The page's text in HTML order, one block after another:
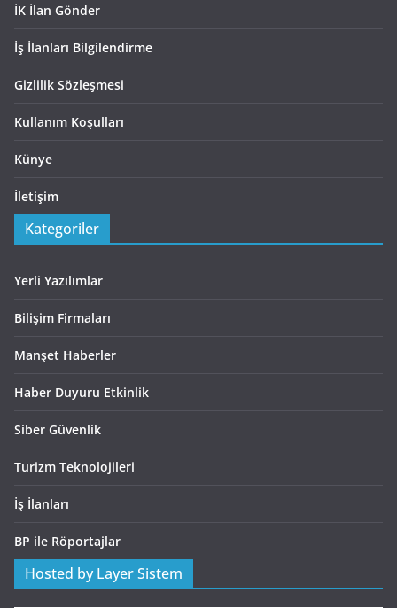
İK İlan Gönder
İş İlanları Bilgilendirme
Gizlilik Sözleşmesi
Kullanım Koşulları
Künye
İletişim
Kategoriler
Yerli Yazılımlar
Bilişim Firmaları
Manşet Haberler
Haber Duyuru Etkinlik
Siber Güvenlik
Turizm Teknolojileri
İş İlanları
BP ile Röportajlar
Hosted by Layer Sistem